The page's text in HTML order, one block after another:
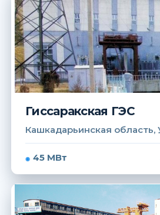
Гиссаракская ГЭС
Кашкадарьинская область,
45 МВт